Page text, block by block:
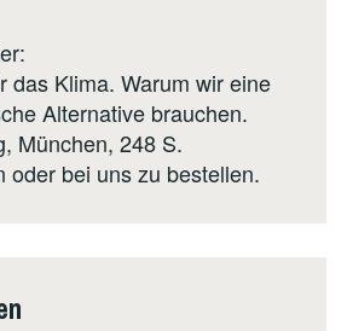
das Klima. Warum wir eine
Alternative brauchen.
, München, 248 S.
oder bei uns zu bestellen.